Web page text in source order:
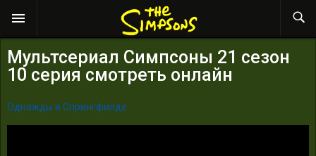
Мультсериал Симпсоны 21 сезон
10 серия смотреть онлайн
Однажды в Спрингфилде